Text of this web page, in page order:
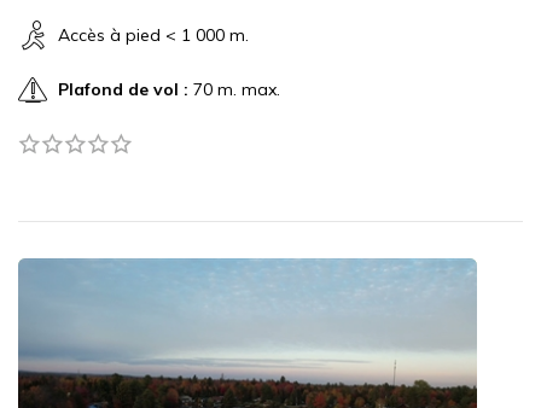
Accès à pied < 1 000 m.
Plafond de vol : 70 m. max.